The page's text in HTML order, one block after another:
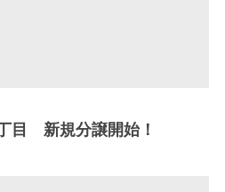
目 新規分譲開始！